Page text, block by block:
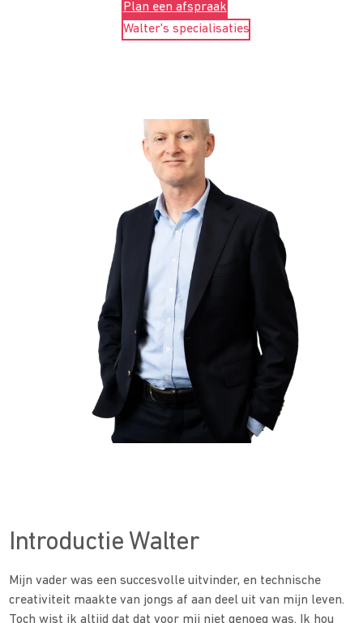
Plan een afspraak
Walter's specialisaties
Introductie Walter
Mijn vader was een succesvolle uitvinder, en technische
creativiteit maakte van jongs af aan deel uit van mijn leven.
Toch wist ik altijd dat dat voor mij niet genoeg was. Ik hou